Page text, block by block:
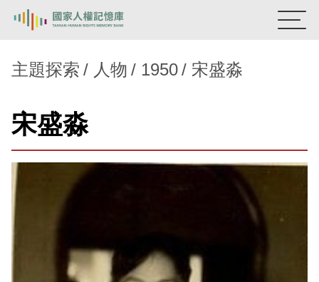
新生訓導處
主題探索
背景知識
關於我們
主題探索 人物 1950 宋盛淼
宋盛淼